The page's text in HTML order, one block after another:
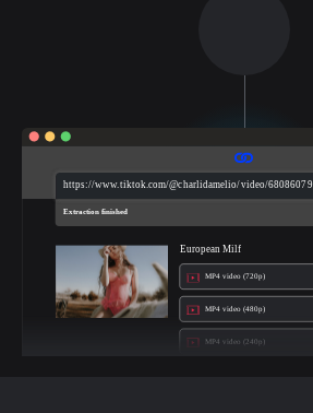
Extraction finished
https://www.tiktok.com/@charlidamelio/video/
European Milf
MP4 video (720p)
MP4 video (480p)
MP4 video (240p)